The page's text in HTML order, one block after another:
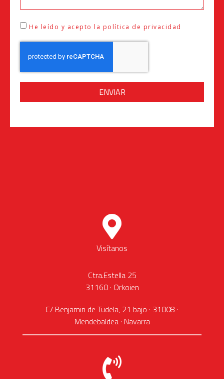
He leído y acepto la política de privacidad
ENVIAR
Visítanos
Ctra.Estella 25
31160 · Orkoien
C/ Benjamin de Tudela, 21 bajo · 31008 ·
Mendebaldea · Navarra